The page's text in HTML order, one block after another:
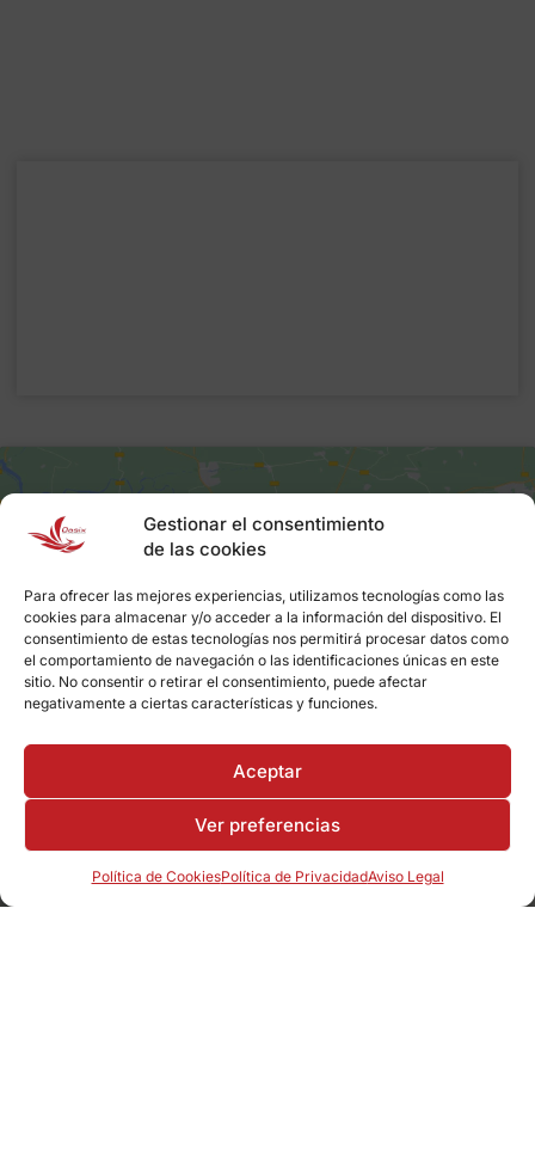
Gestionar el consentimiento
de las cookies
Para ofrecer las mejores experiencias, utilizamos tecnologías como las
cookies para almacenar y/o acceder a la información del dispositivo. El
consentimiento de estas tecnologías nos permitirá procesar datos como
el comportamiento de navegación o las identificaciones únicas en este
sitio. No consentir o retirar el consentimiento, puede afectar
negativamente a ciertas características y funciones.
Aceptar
Ver preferencias
Política de CookiesPolítica de PrivacidadAviso Legal
Haz clic para aceptar cookies de
marketing y permitir este contenido